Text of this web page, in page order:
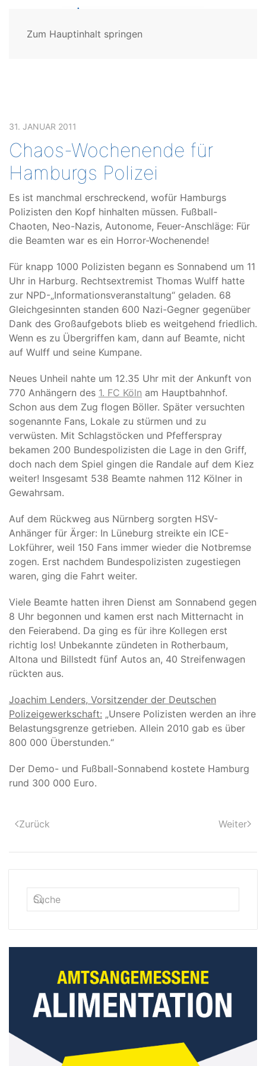
Zum Hauptinhalt springen
31. JANUAR 2011
Chaos-Wochenende für
Hamburgs Polizei
Es ist manchmal erschreckend, wofür Hamburgs
Polizisten den Kopf hinhalten müssen. Fußball-
Chaoten, Neo-Nazis, Autonome, Feuer-Anschläge: Für
die Beamten war es ein Horror-Wochenende!
Für knapp 1000 Polizisten begann es Sonnabend um 11
Uhr in Harburg. Rechtsextremist Thomas Wulff hatte
zur NPD-„Informationsveranstaltung“ geladen. 68
Gleichgesinnten standen 600 Nazi-Gegner gegenüber
Dank des Großaufgebots blieb es weitgehend friedlich.
Wenn es zu Übergriffen kam, dann auf Beamte, nicht
auf Wulff und seine Kumpane.
Neues Unheil nahte um 12.35 Uhr mit der Ankunft von
770 Anhängern des 1. FC Köln am Hauptbahnhof.
Schon aus dem Zug flogen Böller. Später versuchten
sogenannte Fans, Lokale zu stürmen und zu
verwüsten. Mit Schlagstöcken und Pfefferspray
bekamen 200 Bundespolizisten die Lage in den Griff,
doch nach dem Spiel gingen die Randale auf dem Kiez
weiter! Insgesamt 538 Beamte nahmen 112 Kölner in
Gewahrsam.
Auf dem Rückweg aus Nürnberg sorgten HSV-
Anhänger für Ärger: In Lüneburg streikte ein ICE-
Lokführer, weil 150 Fans immer wieder die Notbremse
zogen. Erst nachdem Bundespolizisten zugestiegen
waren, ging die Fahrt weiter.
Viele Beamte hatten ihren Dienst am Sonnabend gegen
8 Uhr begonnen und kamen erst nach Mitternacht in
den Feierabend. Da ging es für ihre Kollegen erst
richtig los! Unbekannte zündeten in Rotherbaum,
Altona und Billstedt fünf Autos an, 40 Streifenwagen
rückten aus.
Joachim Lenders, Vorsitzender der Deutschen
Polizeigewerkschaft: „Unsere Polizisten werden an ihre
Belastungsgrenze getrieben. Allein 2010 gab es über
800 000 Überstunden.“
Der Demo- und Fußball-Sonnabend kostete Hamburg
rund 300 000 Euro.
Zurück Weiter